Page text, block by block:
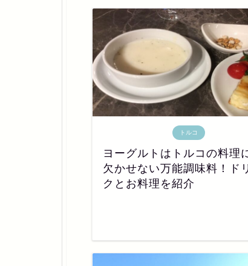
トルコ
ヨーグルトはトルコの料理
欠かせない万能調味料！ド
クとお料理を紹介